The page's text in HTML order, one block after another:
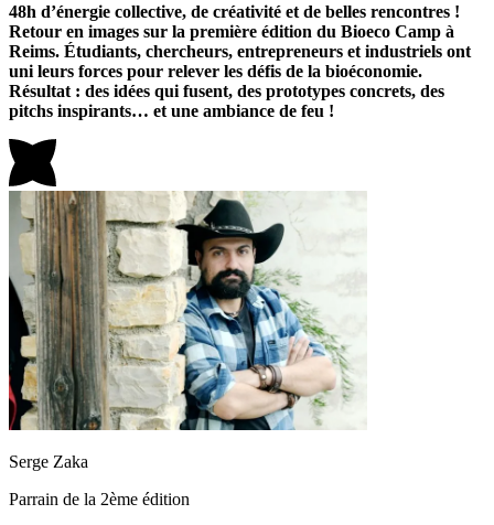
48h d’énergie collective, de créativité et de belles rencontres !
Retour en images sur la première édition du Bioeco Camp à
Reims. Étudiants, chercheurs, entrepreneurs et industriels ont
uni leurs forces pour relever les défis de la bioéconomie.
Résultat : des idées qui fusent, des prototypes concrets, des
pitchs inspirants… et une ambiance de feu !
Serge Zaka
Parrain de la 2ème édition